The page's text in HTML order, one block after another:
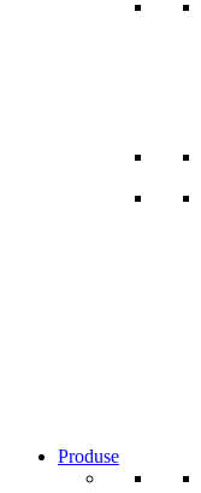
Produse